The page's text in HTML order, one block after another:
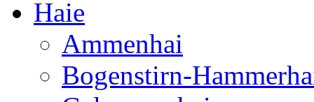
Haie
Ammenhai
Bogenstirn-